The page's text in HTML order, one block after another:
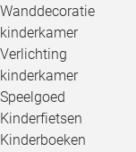
Wanddecoratie
kinderkamer
Verlichting
kinderkamer
Speelgoed
Kinderfietsen
Kinderboeken